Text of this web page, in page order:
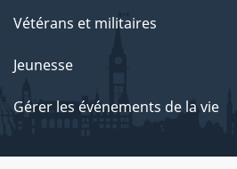
Vétérans et militaires
Jeunesse
Gérer les événements de la vie